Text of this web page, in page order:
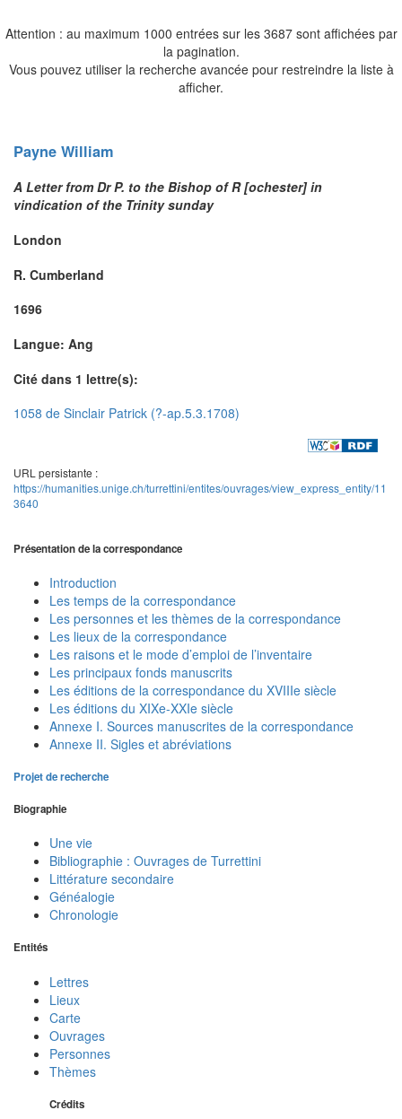
Attention : au maximum 1000 entrées sur les 3687 sont affichées par
la pagination.
Vous pouvez utiliser la recherche avancée pour restreindre la liste à
afficher.
Payne William
A Letter from Dr P. to the Bishop of R [ochester] in
vindication of the Trinity sunday
London
R. Cumberland
1696
Langue: Ang
Cité dans 1 lettre(s):
1058 de Sinclair Patrick (?-ap.5.3.1708)
URL persistante :
https://humanities.unige.ch/turrettini/entites/ouvrages/view_express_entity/11
3640
Présentation de la correspondance
Introduction
Les temps de la correspondance
Les personnes et les thèmes de la correspondance
Les lieux de la correspondance
Les raisons et le mode d’emploi de l’inventaire
Les principaux fonds manuscrits
Les éditions de la correspondance du XVIIIe siècle
Les éditions du XIXe-XXIe siècle
Annexe I. Sources manuscrites de la correspondance
Annexe II. Sigles et abréviations
Projet de recherche
Biographie
Une vie
Bibliographie : Ouvrages de Turrettini
Littérature secondaire
Généalogie
Chronologie
Entités
Lettres
Lieux
Carte
Ouvrages
Personnes
Thèmes
Crédits